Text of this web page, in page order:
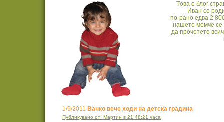
Tова е блог
Иван се
по-рано едва 2
нашето момче
да прочетете
1/9/2011 Ванко вече ходи на детска градина
Публикувано от: Мартин в 21:48:21 часа